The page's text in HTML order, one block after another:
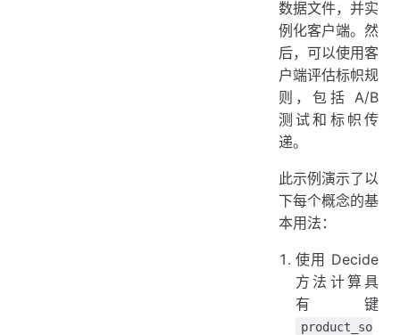
数据文件，并实
例化客户端。然
后，可以使用客
户端评估标帜规
则，包括 A/B
测试和标帜传
递。
此示例演示了以
下每个概念的基
本用法：
使用 Decide
方法计算具
有键
product_so